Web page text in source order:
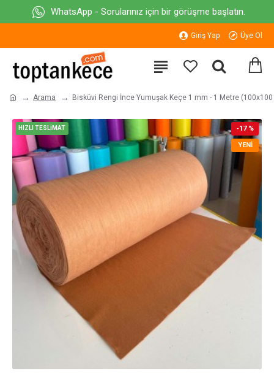
WhatsApp - Sorularınız için bir görüşme başlatın.
Giriş Yap Üye Ol
Arama Bisküvi Rengi İnce Yumuşak Keçe 1 mm - 1 Metre
HIZLI TESLİMAT
YENI
-17 %